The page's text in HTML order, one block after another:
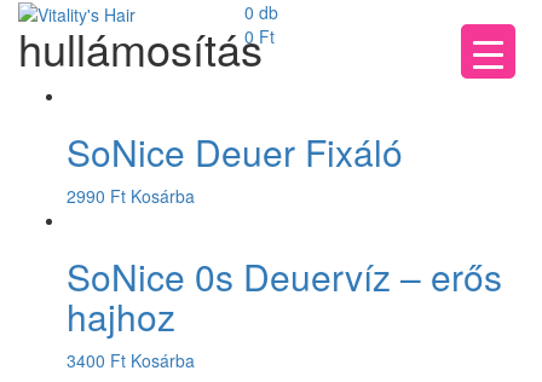
0 db
0 Ft
hullámosítás
SoNice Deuer Fixáló
2990 Ft Kosárba
SoNice 0s Deuervíz – erős
hajhoz
3400 Ft Kosárba